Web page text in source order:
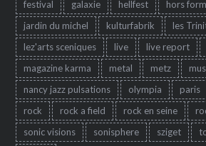
festival
galaxie hellfest hors
jardin du michel
kulturfabrik
les
lez'arts sceniques
live live report
magazine karma
metal metz
nancy jazz pulsations
olympia paris
rock
rock a field rock en seine
sonic visions
sonisphere sziget